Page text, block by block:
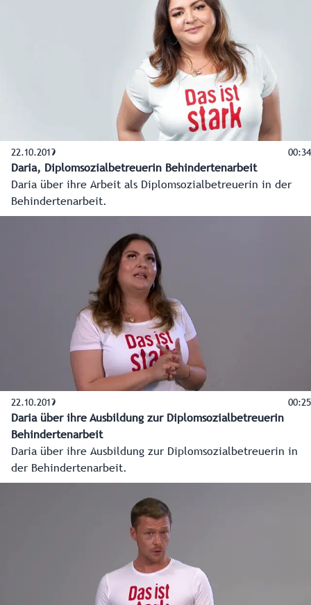
22.10.2019 00:34
Daria, Diplomsozialbetreuerin Behindertenarbeit
Daria über ihre Arbeit als Diplomsozialbetreuerin in der
Behindertenarbeit.
22.10.2019 00:25
Daria über ihre Ausbildung zur Diplomsozialbetreuerin
Behindertenarbeit
Daria über ihre Ausbildung zur Diplomsozialbetreuerin in
der Behindertenarbeit.